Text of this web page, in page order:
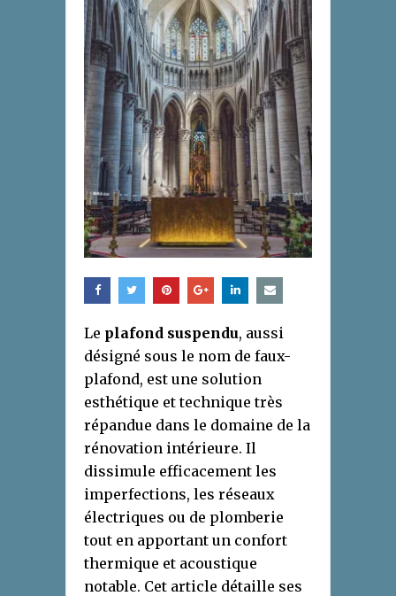
Le plafond suspendu, aussi
désigné sous le nom de faux-
plafond, est une solution
esthétique et technique très
répandue dans le domaine de la
rénovation intérieure. Il
dissimule efficacement les
imperfections, les réseaux
électriques ou de plomberie
tout en apportant un confort
thermique et acoustique
notable. Cet article détaille ses